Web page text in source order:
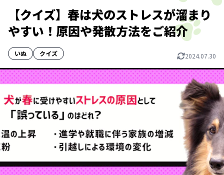
【クイズ】春は犬のストレスが溜まり
やすい！原因や発散方法をご紹介
いぬ クイズ 2024.07.30